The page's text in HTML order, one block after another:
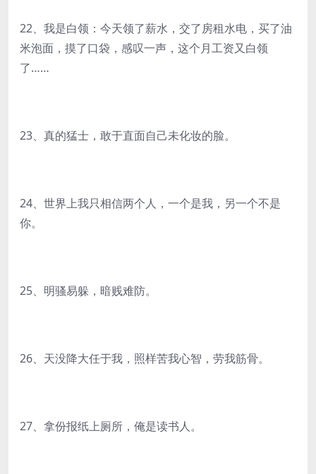
22、我是白领：今天领了薪水，交了房租水电，买了油
米泡面，摸了口袋，感叹一声，这个月工资又白领
了……
23、真的猛士，敢于直面自己未化妆的脸。
24、世界上我只相信两个人，一个是我，另一个不是
你。
25、明骚易躲，暗贱难防。
26、天没降大任于我，照样苦我心智，劳我筋骨。
27、拿份报纸上厕所，俺是读书人。